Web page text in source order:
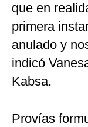
que en
primera
anulado y
indicó
Kabsa.
Provías